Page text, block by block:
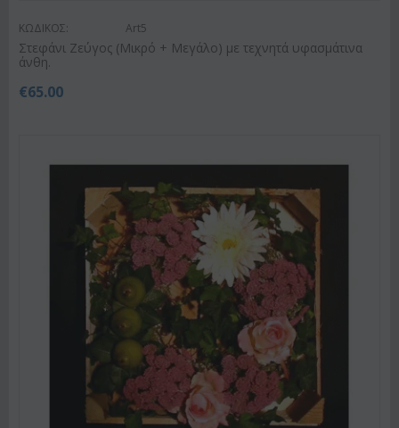
ΚΩΔΙΚΟΣ: Art5
Στεφάνι Ζεύγος (Μικρό + Μεγάλο) με τεχνητά υφασμάτινα
άνθη.
€65.00